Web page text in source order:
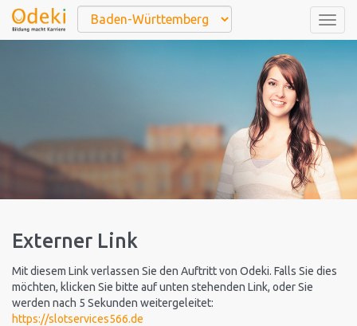
Externer Link
Mit diesem Link verlassen Sie den Auftritt von Odeki. Falls Sie dies
möchten, klicken Sie bitte auf unten stehenden Link, oder Sie
werden nach 5 Sekunden weitergeleitet:
https://slotservices566.de